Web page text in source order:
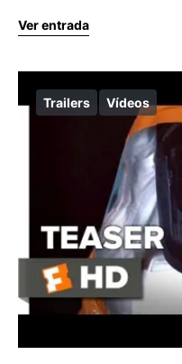
Ver entrada
Trailers Vídeos